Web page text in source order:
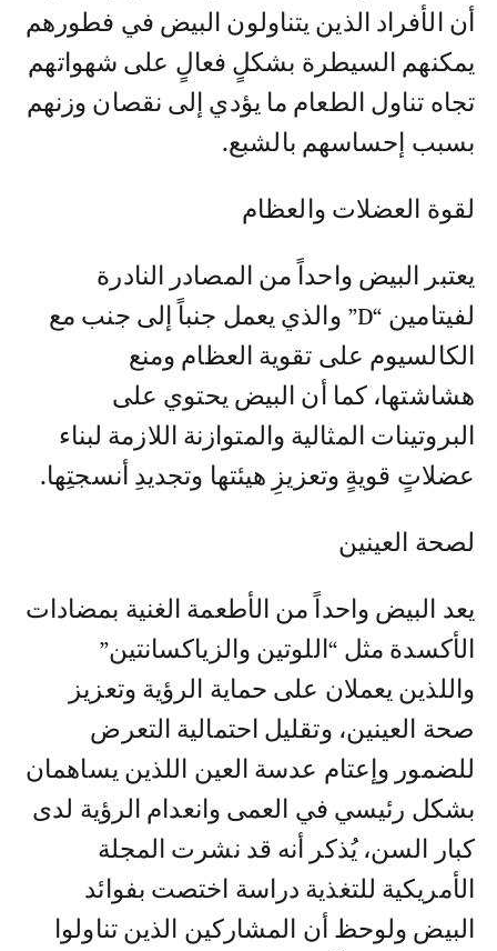
أن الأفراد الذين يتناولون البيض في فطورهم
يمكنهم السيطرة بشكلٍ فعالٍ على شهواتهم
تجاه تناول الطعام ما يؤدي إلى نقصان وزنهم
بسبب إحساسهم بالشبع.
لقوة العضلات والعظام
يعتبر البيض واحداً من المصادر النادرة
لفيتامين “D” والذي يعمل جنباً إلى جنب مع
الكالسيوم على تقوية العظام ومنع
هشاشتها، كما أن البيض يحتوي على
البروتينات المثالية والمتوازنة اللازمة لبناء
عضلاتٍ قويةٍ وتعزيزِ هيئتها وتجديدِ أنسجتِها.
لصحة العينين
يعد البيض واحداً من الأطعمة الغنية بمضادات
الأكسدة مثل “اللوتين والزياكسانتين”
واللذين يعملان على حماية الرؤية وتعزيز
صحة العينين، وتقليل احتمالية التعرض
للضمور وإعتام عدسة العين اللذين يساهمان
بشكل رئيسي في العمى وانعدام الرؤية لدى
كبار السن، يُذكر أنه قد نشرت المجلة
الأمريكية للتغذية دراسة اختصت بفوائد
البيض ولوحظ أن المشاركين الذين تناولوا